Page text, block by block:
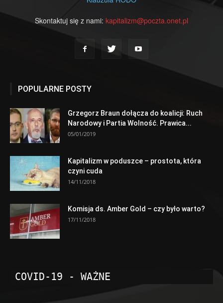
Skontaktuj się z nami: kapitalizm@poczta.onet.pl
POPULARNE POSTY
Grzegorz Braun dołącza do koalicji: Ruch
Narodowy i Partia Wolność. Prawica...
05/01/2019
Kapitalizm w poduszce – prostota, która
czyni cuda
14/11/2018
Komisja ds. Amber Gold – czy było warto?
17/11/2018
COVID-19 - WAŻNE